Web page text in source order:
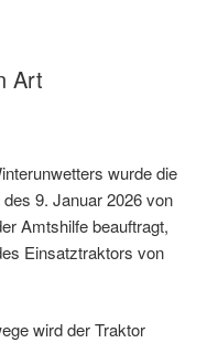
Art
wurde die
9. Januar 2026 von
Amtshilfe beauftragt,
Einsatztraktors von
wird der Traktor